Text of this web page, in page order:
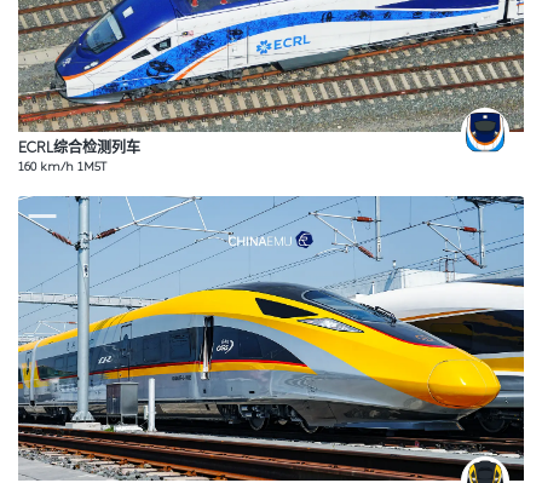
ECRL综合检测列车
160 km/h 1M5T